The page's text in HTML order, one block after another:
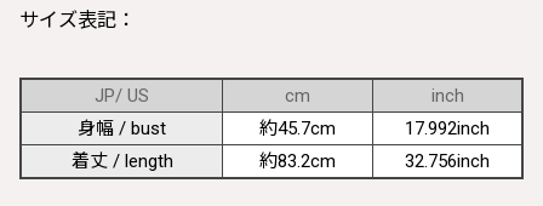
サイズ表記：
JP/ US cm
inch
身幅 / bust
約45.7cm
17.992inch
着丈 / length
約83.2cm 32.756inch